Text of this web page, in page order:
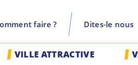
faire ? Dites-le nous
VILLE ATTRACTIVE